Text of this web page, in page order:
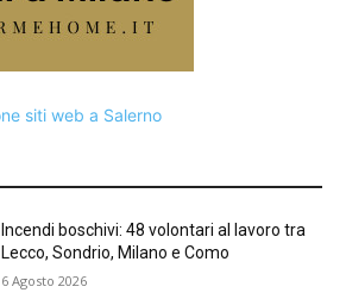
Incendi boschivi: 48 volontari al lavoro tra
Lecco, Sondrio, Milano e Como
6 Agosto 2026